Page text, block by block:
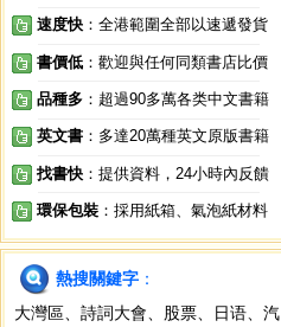
速度快 ：全港範圍全部以速遞發貨
書價低 ：歡迎與任何同類書店比價
品種多 ：超過90多萬各类中文書籍
英文書 ：多達20萬種英文原版書籍
找書快 ：提供資料，24小時內反饋
環保包裝 ：採用紙箱、氣泡紙材料
熱搜關鍵字 ：
大灣區
詩詞大會 股票 日语
汽